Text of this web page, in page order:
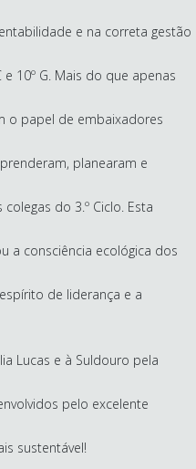
e na correta gestão
10º G. Mais do que apenas
o papel de embaixadores
planearam e
do 3.º Ciclo. Esta
a consciência ecológica dos
de liderança e a
Lucas e à Suldouro pela
pelo excelente
sustentável!